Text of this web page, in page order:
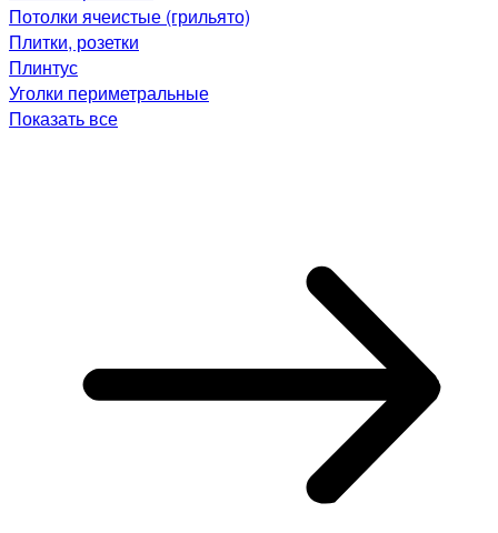
Потолки ячеистые (грильято)
Плитки, розетки
Плинтус
Уголки периметральные
Показать все